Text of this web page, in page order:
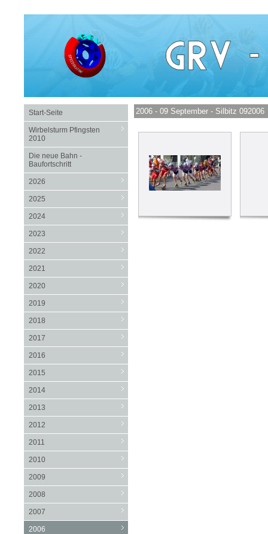
Start-Seite
Wirbelsturm Pfingsten
2010
Die neue Bahn -
Baufortschritt
2026
2025
2024
2023
2022
2021
2020
2019
2018
2017
2016
2015
2014
2013
2012
2011
2010
2009
2008
2007
2006
2006 - 09 September - Silbitz 092006